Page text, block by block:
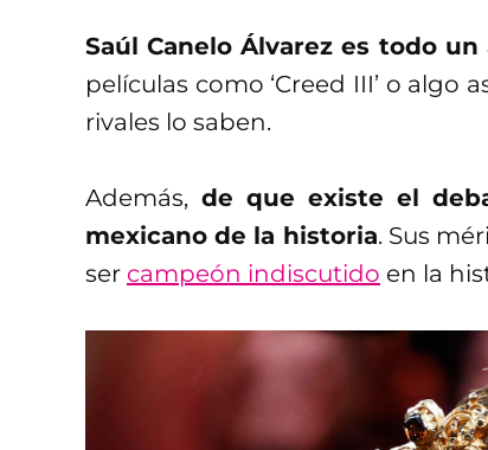
Saúl Canelo Álvarez es todo un
películas como ‘Creed III’ o algo
rivales lo saben.
Además, de que existe el
mexicano de la historia. Sus
ser campeón indiscutido en la